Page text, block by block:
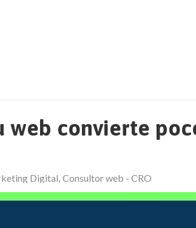
web convierte
Digital Consultor web - CRO